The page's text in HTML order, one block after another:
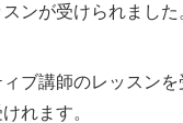
ンが受けられました
ブ講師のレッスン
れます。